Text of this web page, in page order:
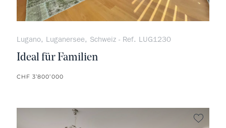
Lugano, Luganersee, Schweiz - Ref. LUG1230
Ideal für Familien
CHF 3’800’000